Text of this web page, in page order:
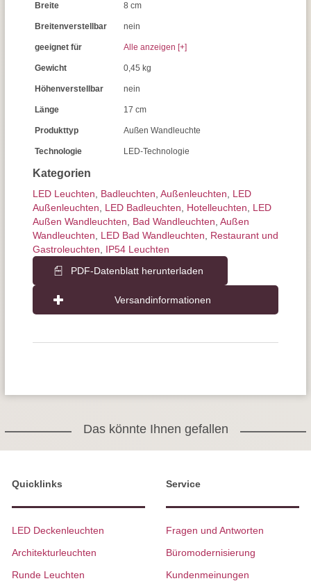
Kategorien
LED Leuchten Badleuchten Außen­leuchten
LED
Außenleuchten
LED Badleuchten Hotelleuchten
LED
Außen Wandleuchten
Bad Wandleuchten Außen
Wandleuchten
LED Bad Wandleuchten
Restaurant und
Gastroleuchten
IP54 Leuchten
PDF-Datenblatt herunterladen
Versandinformationen
Breite 8 cm
Breitenverstellbar nein
geeignet für Alle anzeigen [+]
Gewicht 0,45 kg
Höhenverstellbar nein
Länge 17 cm
Produkttyp Außen Wandleuchte
Technologie LED-Technologie
Das könnte Ihnen gefallen
Quicklinks
LED Deckenleuchten
Architekturleuchten
Runde Leuchten
Service
Fragen und Antworten
Büromodernisierung
Kundenmeinungen